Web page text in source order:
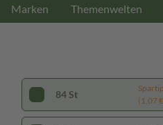
Marken Themenwelten
84 St
(1,07